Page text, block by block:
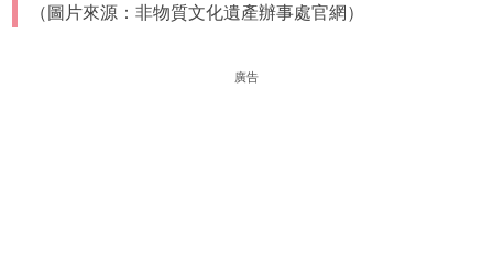
（圖片來源：非物質文化遺產辦事處官網）
廣告